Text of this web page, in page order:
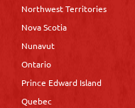
Northwest Territories
Nova Scotia
Nunavut
Ontario
Prince Edward Island
Quebec